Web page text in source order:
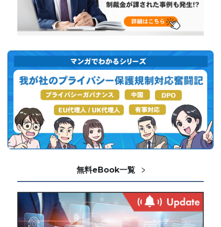
無料eBook一覧